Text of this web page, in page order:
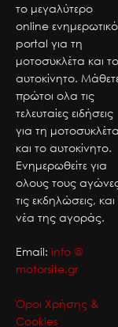
το μεγαλύτερο
online ενημερωτικό
portal για τη
μοτοσυκλέτα και το
αυτοκίνητο.
πρώτοι ολα τις
τελευταίες ειδήσεις
για τη μοτοσυκλέτα
και το αυτοκίνητο.
Ενημερωθείτε για
ολους τους
τις εκδηλώσεις, και
νέα της αγοράς.
Email: info @
motorsite.gr
Όροι Χρήσης &
Cookies